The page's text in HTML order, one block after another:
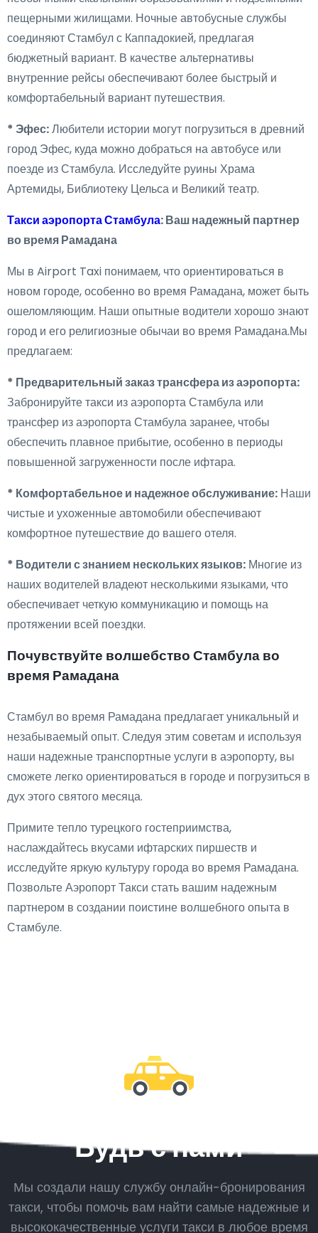
пещерными жилищами. Ночные автобусные службы
соединяют Стамбул с Каппадокией, предлагая
бюджетный вариант. В качестве альтернативы
внутренние рейсы обеспечивают более быстрый и
комфортабельный вариант путешествия.
* Эфес:Любители истории могут погрузиться в древний
город Эфес, куда можно добраться на автобусе или
поезде из Стамбула. Исследуйте руины Храма
Артемиды, Библиотеку Цельса и Великий театр.
Такси аэропорта Стамбула: Ваш надежный партнер
во время Рамадана
Мы в Airport Taxi понимаем, что ориентироваться в
новом городе, особенно во время Рамадана, может быть
ошеломляющим. Наши опытные водители хорошо знают
город и его религиозные обычаи во время Рамадана.Мы
предлагаем:
* Предварительный заказ трансфера из аэропорта:
Забронируйте такси из аэропорта Стамбула или
трансфер из аэропорта Стамбула заранее, чтобы
обеспечить плавное прибытие, особенно в периоды
повышенной загруженности после ифтара.
* Комфортабельное и надежное обслуживание: Наши
чистые и ухоженные автомобили обеспечивают
комфортное путешествие до вашего отеля.
* Водители с знанием нескольких языков: Многие из
наших водителей владеют несколькими языками, что
обеспечивает четкую коммуникацию и помощь на
протяжении всей поездки.
Почувствуйте волшебство Стамбула во
время Рамадана
Стамбул во время Рамадана предлагает уникальный и
незабываемый опыт. Следуя этим советам и используя
наши надежные транспортные услуги в аэропорту, вы
сможете легко ориентироваться в городе и погрузиться в
дух этого святого месяца.
Примите тепло турецкого гостеприимства,
наслаждайтесь вкусами ифтарских пиршеств и
исследуйте яркую культуру города во время Рамадана.
Позвольте Аэропорт Такси стать вашим надежным
партнером в создании поистине волшебного опыта в
Стамбуле.
Будь с нами
Мы создали нашу службу онлайн-бронирования
такси, чтобы помочь вам найти самые надежные и
высококачественные услуги такси в любое время